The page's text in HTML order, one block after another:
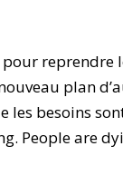
pour reprendre
plan
les besoins
People are